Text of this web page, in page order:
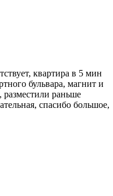
квартира в 5 мин
бульвара, магнит и
разместили раньше
спасибо большое,